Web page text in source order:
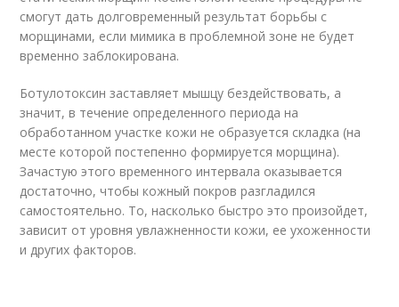
смогут дать долговременный результат борьбы с
морщинами, если мимика в проблемной зоне не будет
временно заблокирована.
Ботулотоксин заставляет мышцу бездействовать, а
значит, в течение определенного периода на
обработанном участке кожи не образуется складка (на
месте которой постепенно формируется морщина).
Зачастую этого временного интервала оказывается
достаточно, чтобы кожный покров разгладился
самостоятельно. То, насколько быстро это произойдет,
зависит от уровня увлажненности кожи, ее ухоженности
и других факторов.